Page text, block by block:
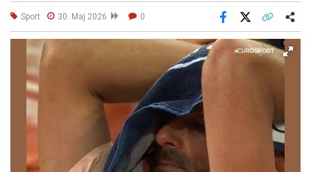
Sport 30. Maj 2026 0
Facebook